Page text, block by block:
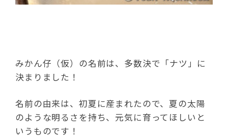
みかん仔（仮）の名前は、多数決で「ナツ」に
決まりました！
名前の由来は、初夏に産まれたので、夏の太陽
のような明るさを持ち、元気に育ってほしいと
いうものです！